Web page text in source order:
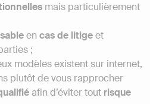
mais particulièrement
en casde litigeet
;
modèles existent sur internet,
plutôt de vous rapprocher
afin d’éviter tout risque